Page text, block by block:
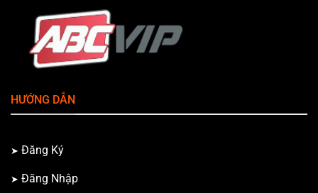
HƯỚNG DẪN
Đăng Ký
Đăng Nhập